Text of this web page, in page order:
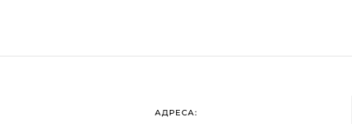
АДРЕСА: